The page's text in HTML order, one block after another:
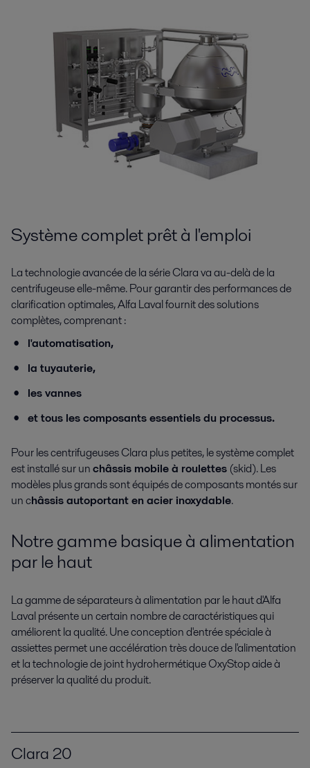
Système complet prêt à l'emploi
La technologie avancée de la série Clara va au-delà de la
centrifugeuse elle-même. Pour garantir des performances de
clarification optimales, Alfa Laval fournit des solutions
complètes, comprenant :
l'automatisation,
la tuyauterie,
les vannes
et tous les composants essentiels du processus.
Pour les centrifugeuses Clara plus petites, le système complet
est installé sur unchâssis mobile à roulettes (skid). Les
modèles plus grands sont équipés de composants montés sur
un châssis autoportant en acier inoxydable.
Notre gamme basique à alimentation
par le haut
La gamme de séparateurs à alimentation par le haut d'Alfa
Laval présente un certain nombre de caractéristiques qui
améliorent la qualité. Une conception d'entrée spéciale à
assiettes permet une accélération très douce de l'alimentation
et la technologie de joint hydrohermétique OxyStop aide à
préserver la qualité du produit.
Clara 20